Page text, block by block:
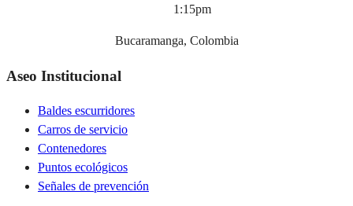
1:15pm
Bucaramanga, Colombia
Aseo Institucional
Baldes escurridores
Carros de servicio
Contenedores
Puntos ecológicos
Señales de prevención